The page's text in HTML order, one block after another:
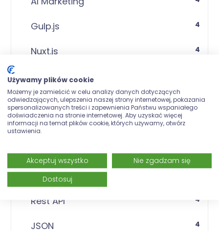
Gulp.js 4
Nuxt.js 4
Sylius
ElasticSearch 4
Adobe XD
PayU
Stripe
Rest API 4
JSON 4
Używamy plików cookie
Możemy je zamieścić w celu analizy danych dotyczących
odwiedzających, ulepszenia naszej strony internetowej, pokazania
spersonalizowanych treści i zapewnienia Państwu wspaniałego
doświadczenia na stronie internetowej. Aby uzyskać więcej
informacji na temat plików cookie, których używamy, otwórz
ustawienia.
Akceptuj wszystko
Nie zgadzam się
Dostosuj